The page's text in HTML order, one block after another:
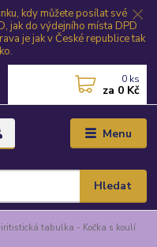
kdy můžete posílat své
jak do výdejního místa DPD
je jak v České republice tak
Menu
Hledat
0 ks
za 0 Kč
tabulka - Kočka s koulí